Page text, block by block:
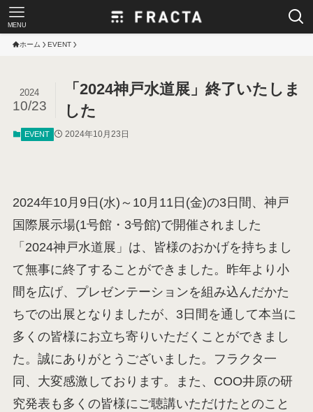
MENU
ホーム EVENT
「2024神戸水道展」終了いたしま
した
2024
10/23
EVENT 2024年10月23日
2024年10月9日(水)～10月11日(金)の3日間、神戸
国際展示場(1号館・3号館)で開催されました
「2024神戸水道展」は、皆様のおかげを持ちまし
て無事に終了することができました。昨年より小
間を広げ、プレゼンテーションを組み込んだかた
ちでの出展となりましたが、3日間を通して本当に
多くの皆様にお立ち寄りいただくことができまし
た。誠にありがとうございました。フラクタ一
同、大変感激しております。また、COO井原の研
究発表も多くの皆様にご聴講いただけたとのこと